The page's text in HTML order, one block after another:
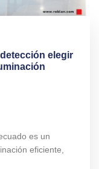
elegir
es un
eficiente,